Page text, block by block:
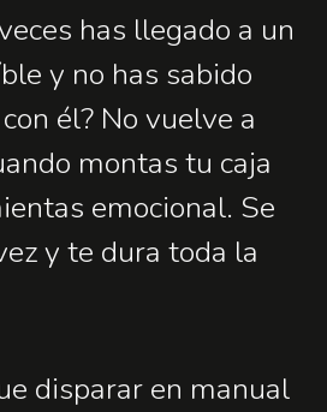
has llegado a un
y no has sabido
él? No vuelve a
montas tu caja
emocional. Se
y te dura toda la
disparar en manual